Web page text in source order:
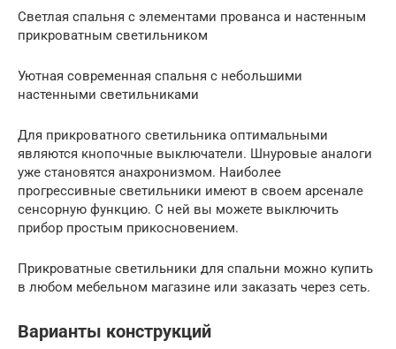
Светлая спальня с элементами прованса и настенным
прикроватным светильником
Уютная современная спальня с небольшими
настенными светильниками
Для прикроватного светильника оптимальными
являются кнопочные выключатели. Шнуровые аналоги
уже становятся анахронизмом. Наиболее
прогрессивные светильники имеют в своем арсенале
сенсорную функцию. С ней вы можете выключить
прибор простым прикосновением.
Прикроватные светильники для спальни можно купить
в любом мебельном магазине или заказать через сеть.
Варианты конструкций